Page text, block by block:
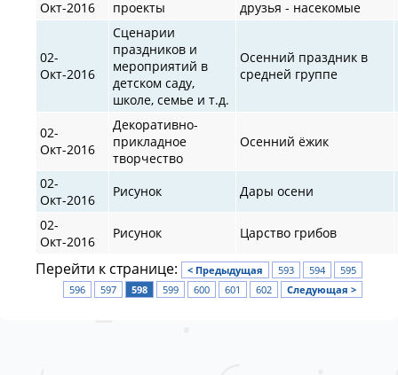
Окт-2016
проекты
друзья - насекомые
02-
Окт-2016
Сценарии
праздников и
мероприятий в
детском саду,
школе, семье и т.д.
Осенний праздник в
средней группе
02-
Окт-2016
Декоративно-
прикладное
творчество
Осенний ёжик
02-
Окт-2016
Рисунок
Дары осени
02-
Окт-2016
Рисунок Царство грибов
Перейти к странице: < Предыдущая 593 594
595
596
597 598 599 600 601 602 Следующая >